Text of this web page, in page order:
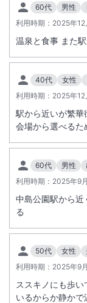
60代 男性
利用時期： 2025年12
温泉と食事 また
40代 女性
利用時期： 2025年12
駅から近いが繁
会場から選べるた
60代 男性
利用時期： 2025年9
中島公園駅から
る
50代 女性
利用時期： 2025年9
ススキノにも歩
いるからか静か